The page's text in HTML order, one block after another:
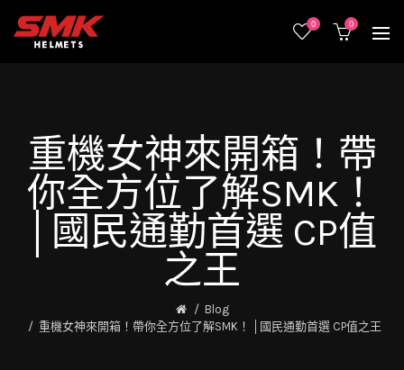
0 0
重機女神來開箱！帶
你全方位了解SMK！
│國民通勤首選 CP值
之王
Blog
重機女神來開箱！帶你全方位了解SMK！ │國民通勤首選 CP值之王